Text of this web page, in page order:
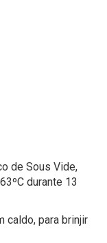
de Sous Vide,
durante 13
caldo, para brinjir